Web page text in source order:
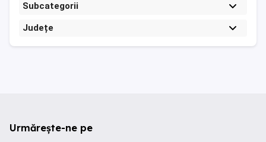
Subcategorii
Județe
Urmărește-ne pe